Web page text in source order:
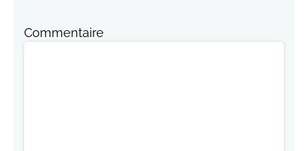
Commentaire